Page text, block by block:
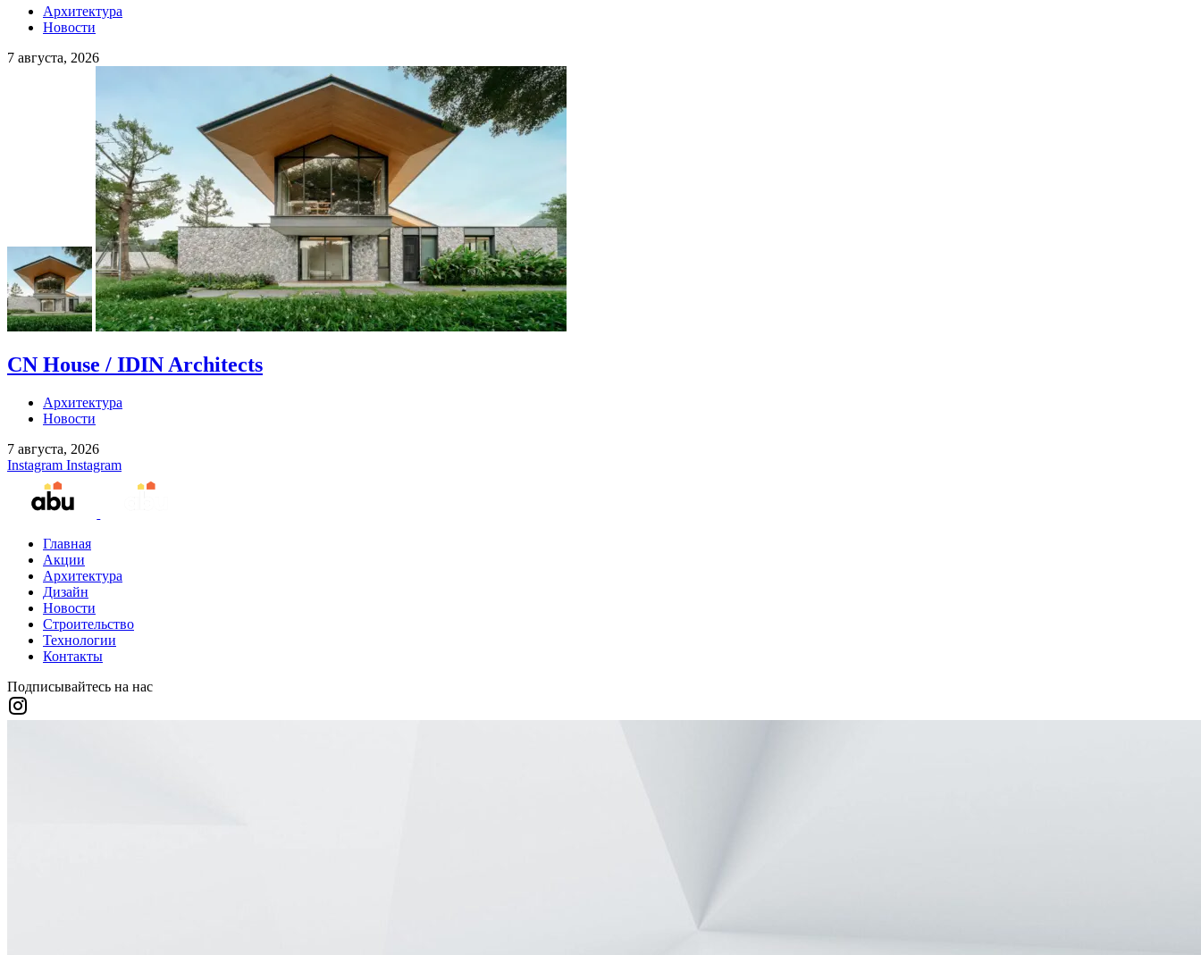
Архитектура
Новости
7 августа, 2026
CN House / IDIN Architects
Архитектура
Новости
7 августа, 2026
Instagram Instagram
Главная
Акции
Архитектура
Дизайн
Новости
Строительство
Технологии
Контакты
Подписывайтесь на нас